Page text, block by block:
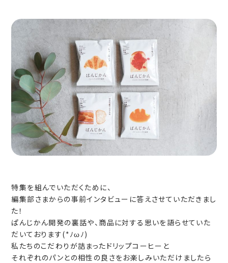
特集を組んでいただくために、
編集部さまからの事前インタビューに答えさせていただきまし
た！
ぱんじかん開発の裏話や、商品に対する思いを語らせていた
だいております(*ﾉωﾉ)
私たちのこだわりが詰まったドリップコーヒーと
それぞれのパンとの相性の良さをお楽しみいただけましたら